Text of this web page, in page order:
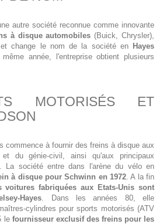
autre société reconnue comme innovante
à disque automobiles (Buick, Chrysler),
et change le nom de la société en Hayes
année, l'entreprise obtient plusieurs
MOTORISÉS ET
commence à fournir des freins à disque aux
du génie-civil, ainsi qu'aux principaux
La société entre dans l'arène du vélo en
à disque pour Schwinn en 1972. A la fin
voitures fabriquées aux Etats-Unis sont
Hayes. Dans les années 80, elle
cylindres pour sports motorisés (ATV
le fournisseur exclusif des freins pour les